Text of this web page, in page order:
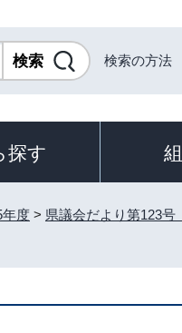
検索の方法
探す
年度 > 県議会だより第123号